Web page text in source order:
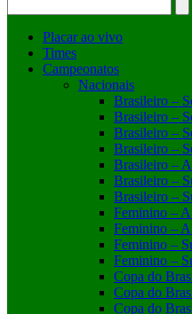
Placar ao vivo
Times
Campeonatos
Nacionais
Brasileiro –
Brasileiro –
Brasileiro –
Brasileiro –
Brasileiro –
Brasileiro –
Brasileiro –
Feminino –
Feminino –
Feminino –
Feminino –
Copa do
Copa do
Copa do